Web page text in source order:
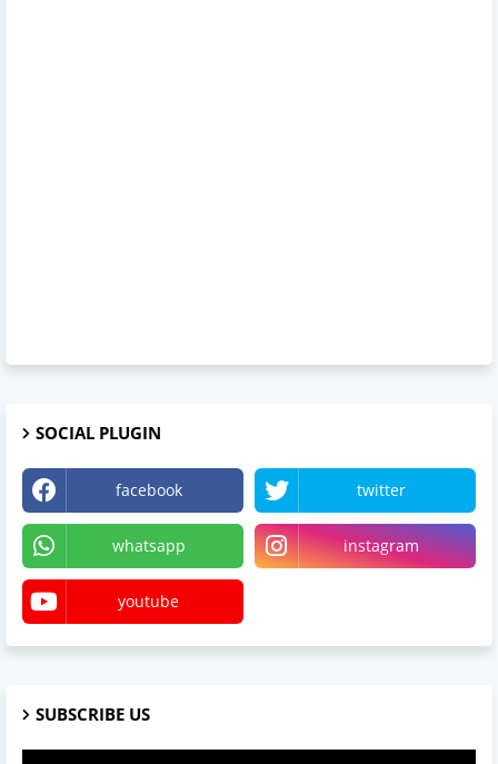
SOCIAL PLUGIN
facebook twitter
whatsapp instagram
youtube
SUBSCRIBE US